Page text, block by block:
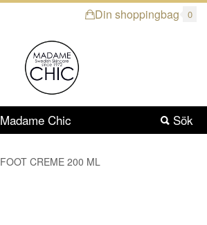
Din shoppingbag 0
Sök
Madame Chic
FOOT CREME 200 ML